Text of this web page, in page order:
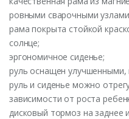
ровными сварочными
рама покрыта стойкой
солнце;
эргономичное сиденье;
руль оснащен улучшенными,
руль и сиденье можно
зависимости от роста
дисковый тормоз на заднее